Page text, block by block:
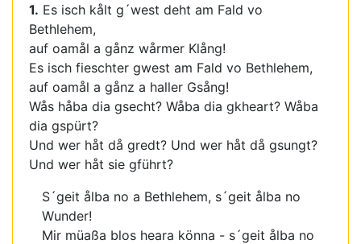
1. Es isch kålt g´west deht am Fald vo
Bethlehem,
auf oamål a gånz wårmer Klång!
Es isch fieschter gwest am Fald vo Bethlehem,
auf oamål a gånz a haller Gsång!
Wås håba dia gsecht? Wåba dia gkheart? Wåba
dia gspürt?
Und wer håt då gredt? Und wer håt då gsungt?
Und wer håt sie gführt?
S´geit ålba no a Bethlehem, s´geit ålba no
Wunder!
Mir müaßa blos heara könna - s´geit ålba no